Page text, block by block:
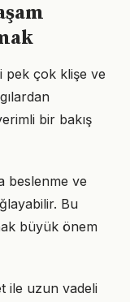
pek çok klişe ve
bir bakış
beslenme ve
Bu
büyük önem
ile uzun vadeli